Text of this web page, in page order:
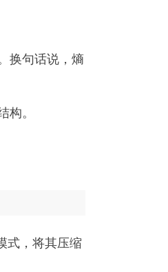
换句话说，熵
。
式，将其压缩